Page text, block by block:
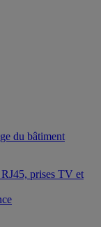
du bâtiment
prises TV et